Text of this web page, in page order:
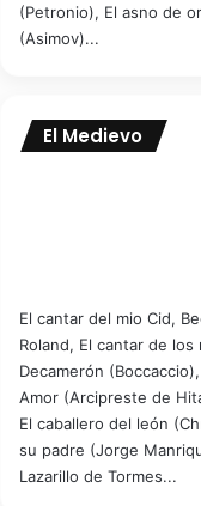
(Petronio), El asno de
(Asimov)...
El Medievo
El cantar del mio Cid,
Roland, El cantar de
Decamerón
Amor (Arcipreste de
El caballero del león
su padre (Jorge
Lazarillo de Tormes...